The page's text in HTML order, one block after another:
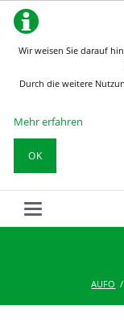
Wir weisen Sie darauf
Durch die weitere
Mehr erfahren
OK
AUFO